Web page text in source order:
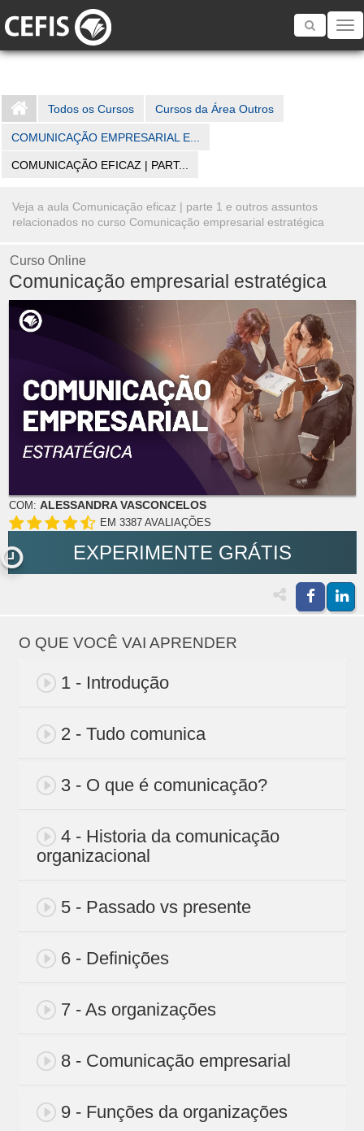
Toggle
Todos os Cursos Cursos da Área Outros
COMUNICAÇÃO EMPRESARIAL E...
COMUNICAÇÃO EFICAZ | PART...
Veja a aula Comunicação eficaz | parte 1 e outros assuntos
relacionados no curso Comunicação empresarial estratégica
Curso Online
Comunicação empresarial estratégica
COM: ALESSANDRA VASCONCELOS
EM 3387 AVALIAÇÕES
EXPERIMENTE GRÁTIS
O QUE VOCÊ VAI APRENDER
1 - Introdução
2 - Tudo comunica
3 - O que é comunicação?
4 - Historia da comunicação
organizacional
5 - Passado vs presente
6 - Definições
7 - As organizações
8 - Comunicação empresarial
9 - Funções da organizações